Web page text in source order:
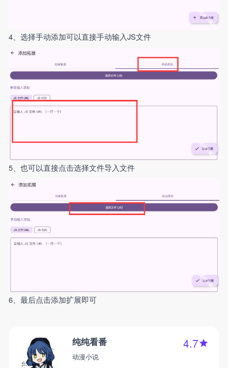
4、选择手动添加可以直接手动输入JS文件
5、也可以直接点击选择文件导入文件
6、最后点击添加扩展即可
纯纯看番
动漫小说
4.7